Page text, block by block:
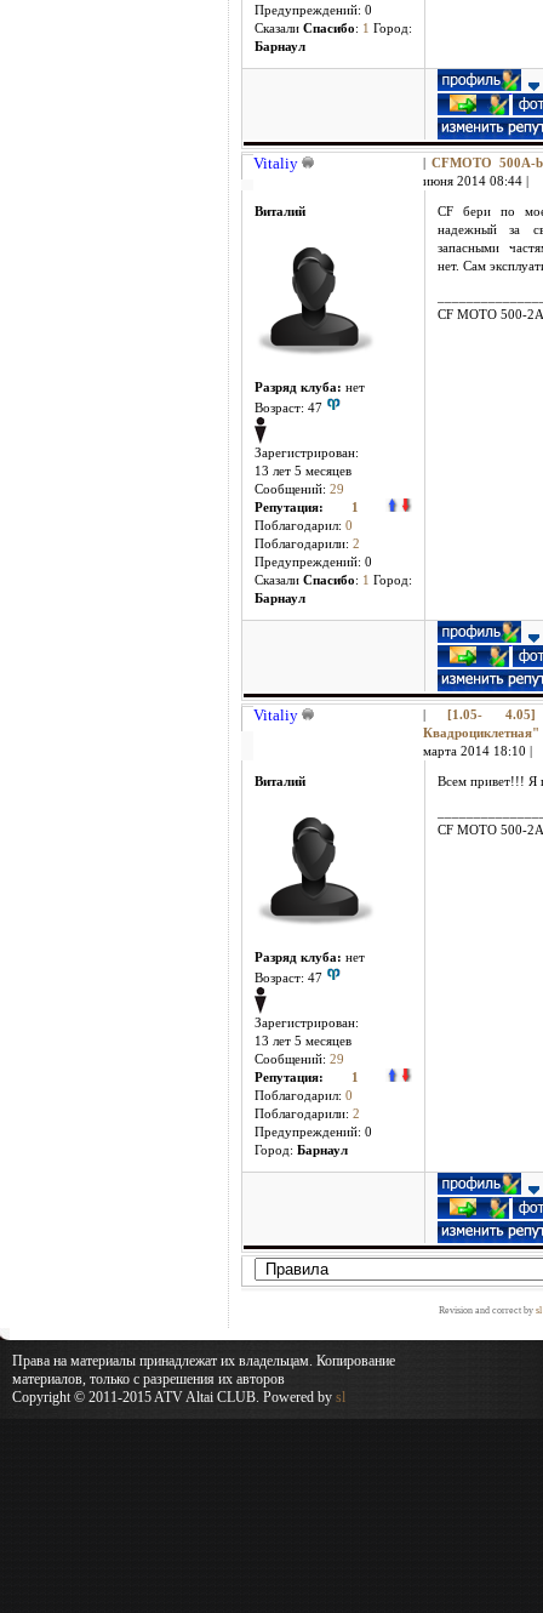
Предупреждений: 0
Cказали Спасибо: 1 Город:
Барнаул
Vitaliy |CFMOTO
июня 2014 08:44 |
Виталий
Разряд клуба: нет
Возраст: 47
Зарегистрирован:
13 лет 5 месяцев
Сообщений: 29
Репутация:
1
Поблагодарил: 0
Поблагодарили: 2
Предупреждений: 0
Cказали Спасибо: 1 Город:
Барнаул
CF бери по
надежный за
запасными
нет. Сам
CF MOTO 500-2A
Vitaliy
[1.05- 4.05]
марта 2014 18:10 |
Виталий
Разряд клуба: нет
Возраст: 47
Зарегистрирован:
13 лет 5 месяцев
Сообщений: 29
Репутация:
1
Поблагодарил: 0
Поблагодарили: 2
Предупреждений: 0
Город: Барнаул
Всем привет!!! Я
CF MOTO 500-2A
Revision and correct by sl
Права на материалы принадлежат их владельцам. Копирование
материалов, только с разрешения их авторов
Copyright © 2011-2015 ATV Altai CLUB. Powered by sl